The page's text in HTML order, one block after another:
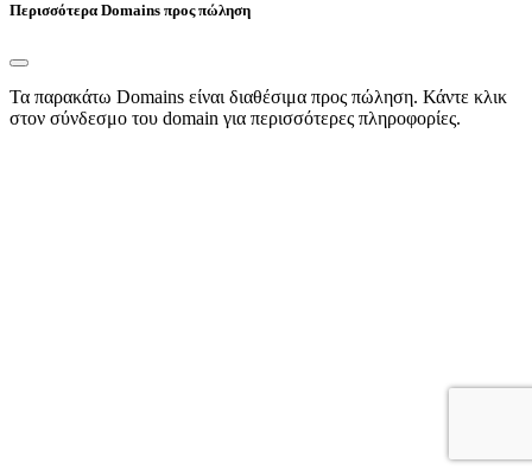
Περισσότερα Domains προς πώληση
Τα παρακάτω Domains είναι διαθέσιμα προς πώληση. Κάντε κλικ
στον σύνδεσμο του domain για περισσότερες πληροφορίες.